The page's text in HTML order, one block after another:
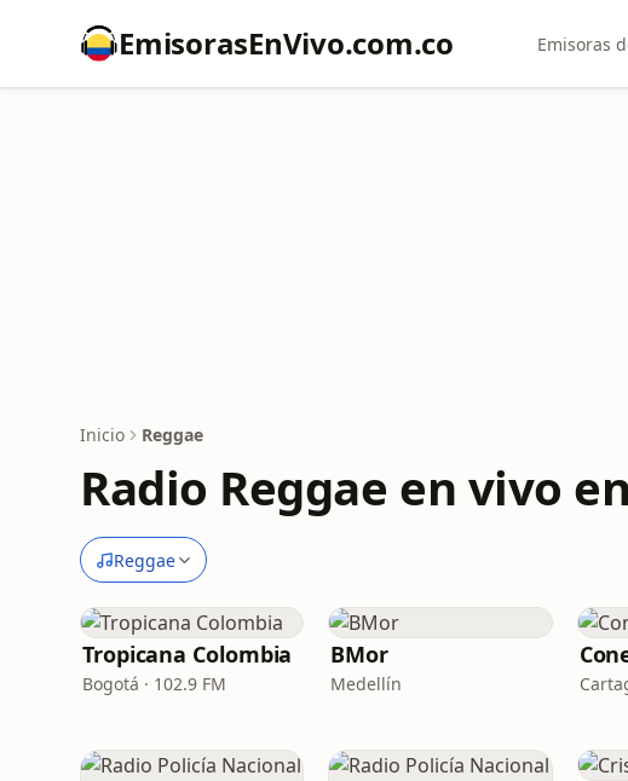
EmisorasEnVivo.com.co Emisoras
Inicio Reggae
Radio Reggae en vivo
Reggae
Tropicana Colombia
Bogotá · 102.9 FM
BMor
Medellín